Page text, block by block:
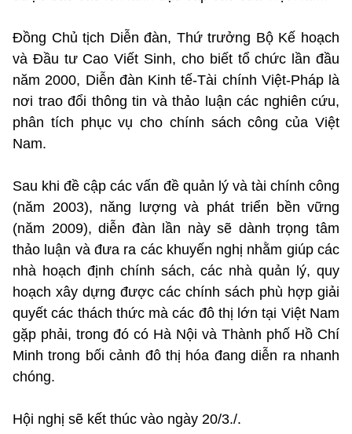
Đồng Chủ tịch Diễn đàn, Thứ trưởng Bộ Kế hoạch
và Đầu tư Cao Viết Sinh, cho biết tổ chức lần đầu
năm 2000, Diễn đàn Kinh tế-Tài chính Việt-Pháp là
nơi trao đổi thông tin và thảo luận các nghiên cứu,
phân tích phục vụ cho chính sách công của Việt
Nam.
Sau khi đề cập các vấn đề quản lý và tài chính công
(năm 2003), năng lượng và phát triển bền vững
(năm 2009), diễn đàn lần này sẽ dành trọng tâm
thảo luận và đưa ra các khuyến nghị nhằm giúp các
nhà hoạch định chính sách, các nhà quản lý, quy
hoạch xây dựng được các chính sách phù hợp giải
quyết các thách thức mà các đô thị lớn tại Việt Nam
gặp phải, trong đó có Hà Nội và Thành phố Hồ Chí
Minh trong bối cảnh đô thị hóa đang diễn ra nhanh
chóng.
Hội nghị sẽ kết thúc vào ngày 20/3./.